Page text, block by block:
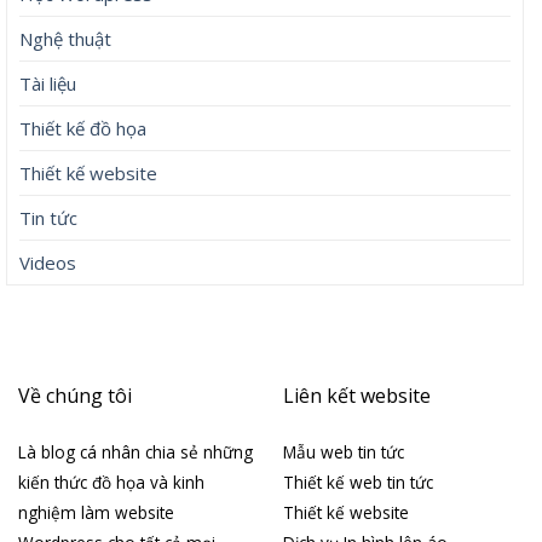
Nghệ thuật
Tài liệu
Thiết kế đồ họa
Thiết kế website
Tin tức
Videos
Về chúng tôi
Là blog cá nhân chia sẻ những
kiến thức đồ họa và kinh
nghiệm làm website
Liên kết website
Mẫu web tin tức
Thiết kế web tin tức
Thiết kế website